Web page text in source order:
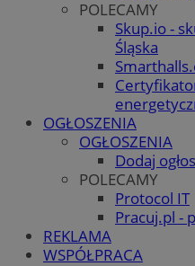
POLECAMY
Skup.io -
Śląska
OGŁOSZENIA
OGŁOSZENIA
Dodaj
POLECAMY
Protocol IT
Pracuj.pl -
REKLAMA
WSPÓŁPRACA